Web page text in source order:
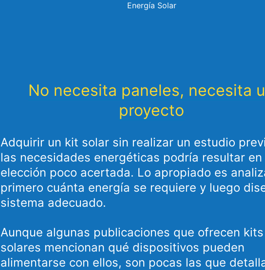
Energía Solar
No necesita paneles, necesita
proyecto
Adquirir un kit solar sin realizar un estudio
las necesidades energéticas podría resultar en
elección poco acertada. Lo apropiado es
primero cuánta energía se requiere y luego
sistema adecuado.
Aunque algunas publicaciones que ofrecen kits
solares mencionan qué dispositivos pueden
alimentarse con ellos, son pocas las que